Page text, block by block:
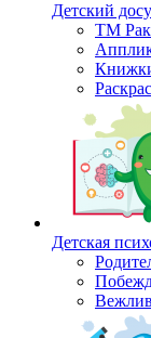
Детский
ТМ
Детская